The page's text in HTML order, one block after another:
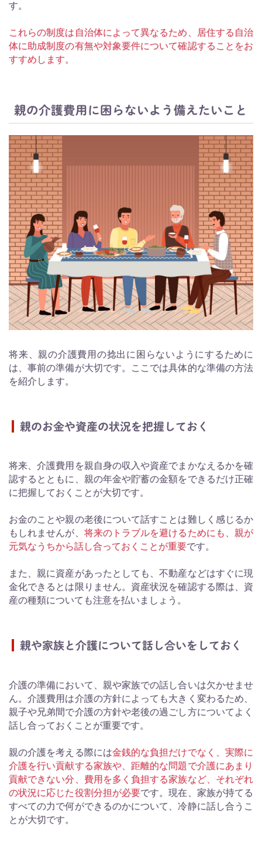
す。
これらの制度は自治体によって異なるため、居住する自治
体に助成制度の有無や対象要件について確認することをお
すすめします。
親の介護費用に困らないよう備えたいこと
将来、親の介護費用の捻出に困らないようにするために
は、事前の準備が大切です。ここでは具体的な準備の方法
を紹介します。
親のお金や資産の状況を把握しておく
将来、介護費用を親自身の収入や資産でまかなえるかを確
認するとともに、親の年金や貯蓄の金額をできるだけ正確
に把握しておくことが大切です。
お金のことや親の老後について話すことは難しく感じるか
もしれませんが、 将来のトラブルを避けるためにも、親が
元気なうちから話し合っておくことが重要です。
また、親に資産があったとしても、不動産などはすぐに現
金化できるとは限りません。資産状況を確認する際は、資
産の種類についても注意を払いましょう。
親や家族と介護について話し合いをしておく
介護の準備において、親や家族での話し合いは欠かせませ
ん。介護費用は介護の方針によっても大きく変わるため、
親子や兄弟間で介護の方針や老後の過ごし方についてよく
話し合っておくことが重要です。
親の介護を考える際には金銭的な負担だけでなく、実際に
介護を行い貢献する家族や、距離的な問題で介護にあまり
貢献できない分、費用を多く負担する家族など、それぞれ
の状況に応じた役割分担が必要です。現在、家族が持てる
すべての力で何ができるのかについて、冷静に話し合うこ
とが大切です。